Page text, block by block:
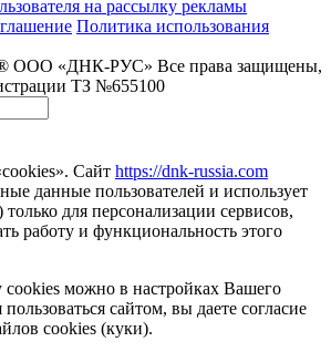
на рассылку рекламы
Политика использования
ООО «ДНК-РУС» Все права защищены,
ТЗ №655100
Сайт https://dnk-russia.com
данные пользователей и использует
для персонализации сервисов,
работу и функциональность этого
cookies можно в настройках Вашего
сайтом, вы даете согласие
cookies (куки).